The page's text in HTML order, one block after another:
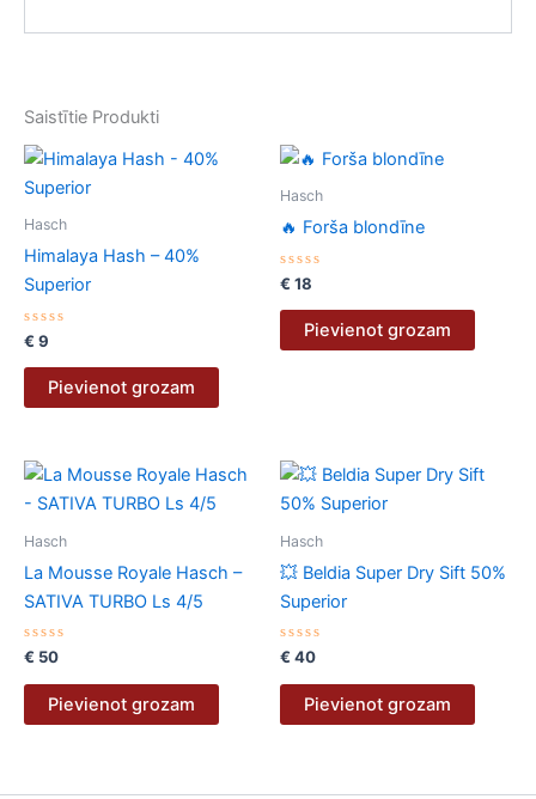
Saistītie Produkti
Hasch
Himalaya Hash – 40%
Superior
Novērtēts
ar
0
€ 9
Pievienot grozam
Hasch
🔥 Forša blondīne
Novērtēts
ar
0
€ 18
Pievienot grozam
Hasch
La Mousse Royale Hasch –
SATIVA TURBO Ls 4/5
Novērtēts
0
€ 50
Pievienot grozam
Hasch
💥 Beldia Super Dry Sift 50%
Superior
Novērtēts
0
€ 40
Pievienot grozam